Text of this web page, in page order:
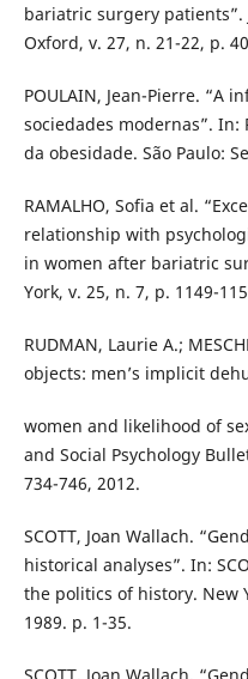
bariatric surgery
Oxford, v. 27, n. 21-22, p.
POULAIN, Jean-Pierre. “A
sociedades modernas”. In:
da obesidade. São Paulo:
RAMALHO, Sofia et al.
relationship with
in women after bariatric
York, v. 25, n. 7, p. 1149-
RUDMAN, Laurie A.;
objects: men’s implicit
women and likelihood of
and Social Psychology
734-746, 2012.
SCOTT, Joan Wallach.
historical analyses”. In:
the politics of history. New
1989. p. 1-35.